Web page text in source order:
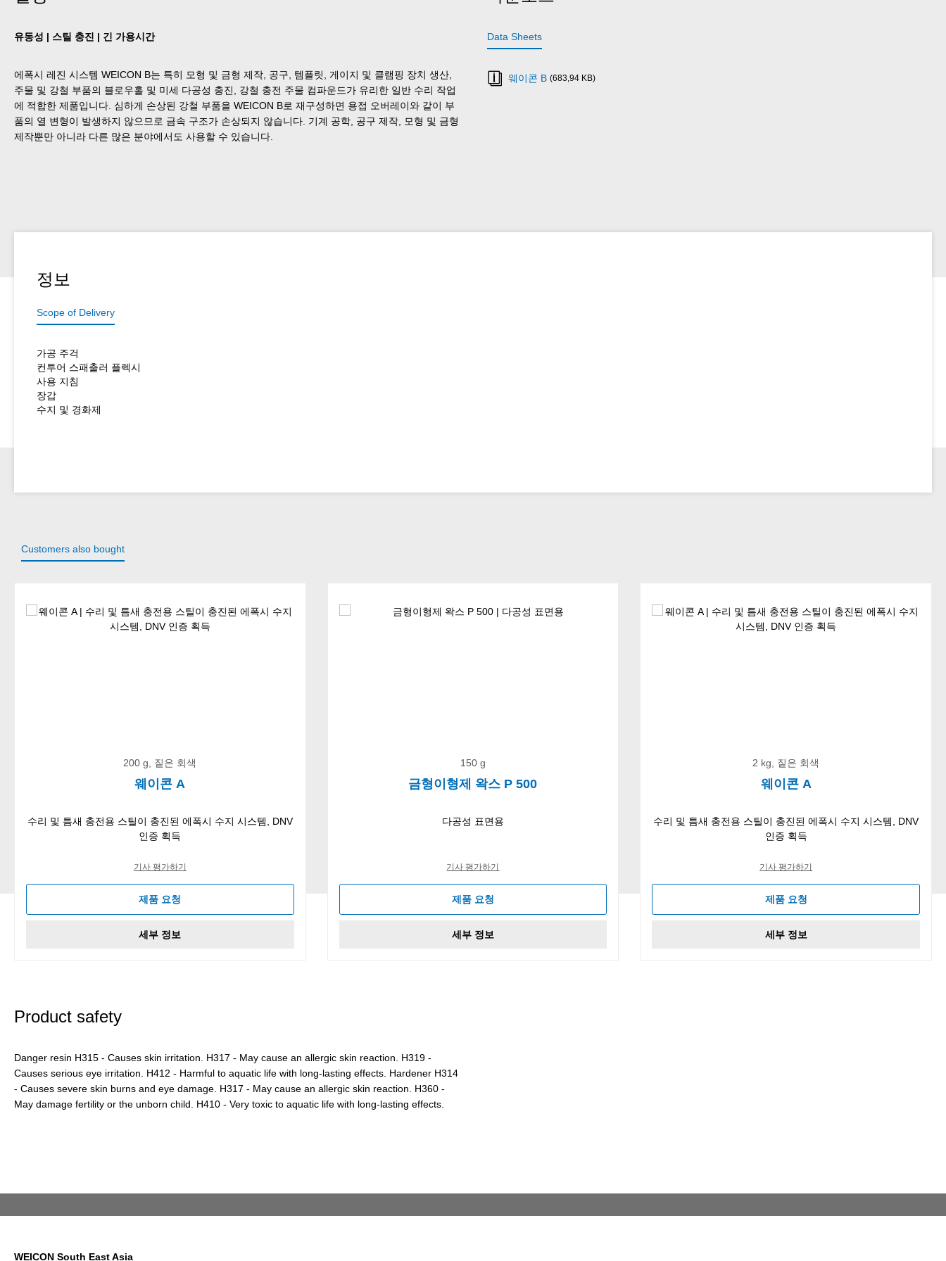
유동성 | 스틸 충진 | 긴 가용시간
에폭시 레진 시스템 WEICON B는 특히 모형 및 금형 제작, 공구, 템플릿, 게이지 및 클램핑 장치 생산,
주물 및 강철 부품의 블로우홀 및 미세 다공성 충진, 강철 충전 주물 컴파운드가 유리한 일반 수리 작업
에 적합한 제품입니다. 심하게 손상된 강철 부품을 WEICON B로 재구성하면 용접 오버레이와 같이 부
품의 열 변형이 발생하지 않으므로 금속 구조가 손상되지 않습니다. 기계 공학, 공구 제작, 모형 및 금형
제작뿐만 아니라 다른 많은 분야에서도 사용할 수 있습니다.
Data Sheets
웨이콘 B (683,94 KB)
정보
Scope of Delivery
가공 주걱
컨투어 스패출러 플렉시
사용 지침
장갑
수지 및 경화제
Customers also bought
200 g, 짙은 회색
웨이콘 A
수리 및 틈새 충전용 스틸이 충진된 에폭시 수지 시스템, DNV
인증 획득
기사 평가하기
제품 요청
세부 정보
150 g
금형이형제 왁스 P 500
다공성 표면용
기사 평가하기
제품 요청
세부 정보
2 kg, 짙은 회색
웨이콘 A
수리 및 틈새 충전용 스틸이 충진된 에폭시 수지 시스템, DNV
인증 획득
기사 평가하기
제품 요청
세부 정보
Product safety
Danger resin H315 - Causes skin irritation. H317 - May cause an allergic skin reaction. H319 -
Causes serious eye irritation. H412 - Harmful to aquatic life with long-lasting effects. Hardener H314
- Causes severe skin burns and eye damage. H317 - May cause an allergic skin reaction. H360 -
May damage fertility or the unborn child. H410 - Very toxic to aquatic life with long-lasting effects.
WEICON South East Asia